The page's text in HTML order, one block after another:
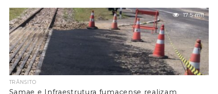
17.5 mil
TRÂNSITO
Samae e Infraestrutura fumacense realizam